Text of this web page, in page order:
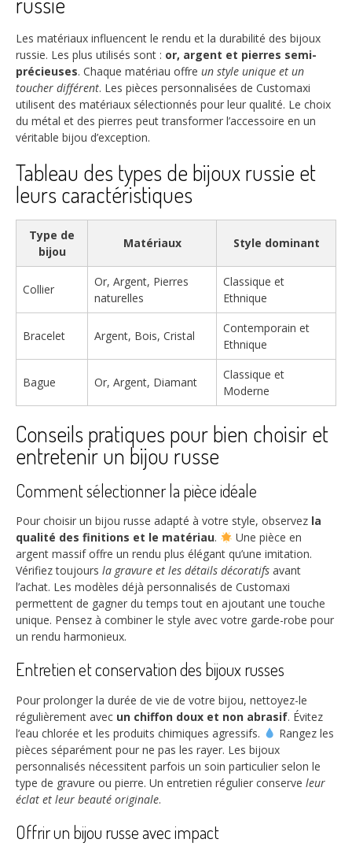
Les matériaux influencent le rendu et la durabilité des bijoux
russie. Les plus utilisés sont : or, argent et pierres semi-
précieuses. Chaque matériau offre un style unique et un
toucher différent. Les pièces personnalisées de Customaxi
utilisent des matériaux sélectionnés pour leur qualité. Le choix
du métal et des pierres peut transformer l’accessoire en un
véritable bijou d’exception.
Tableau des types de bijoux russie et
leurs caractéristiques
Type de
bijou
Matériaux Style dominant
Collier
Or, Argent, Pierres
naturelles
Classique et
Ethnique
Bracelet Argent, Bois, Cristal
Contemporain et
Ethnique
Bague Or, Argent, Diamant
Classique et
Moderne
Conseils pratiques pour bien choisir et
entretenir un bijou russe
Comment sélectionner la pièce idéale
Pour choisir un bijou russe adapté à votre style, observez la
qualité des finitions et le matériau.
Une pièce en
argent massif offre un rendu plus élégant qu’une imitation.
Vérifiez toujours la gravure et les détails décoratifs avant
l’achat. Les modèles déjà personnalisés de Customaxi
permettent de gagner du temps tout en ajoutant une touche
unique. Pensez à combiner le style avec votre garde-robe pour
un rendu harmonieux.
Entretien et conservation des bijoux russes
Pour prolonger la durée de vie de votre bijou, nettoyez-le
régulièrement avec un chiffon doux et non abrasif. Évitez
l’eau chlorée et les produits chimiques agressifs.
Rangez les
pièces séparément pour ne pas les rayer. Les bijoux
personnalisés nécessitent parfois un soin particulier selon le
type de gravure ou pierre. Un entretien régulier conserve leur
éclat et leur beauté originale.
Offrir un bijou russe avec impact